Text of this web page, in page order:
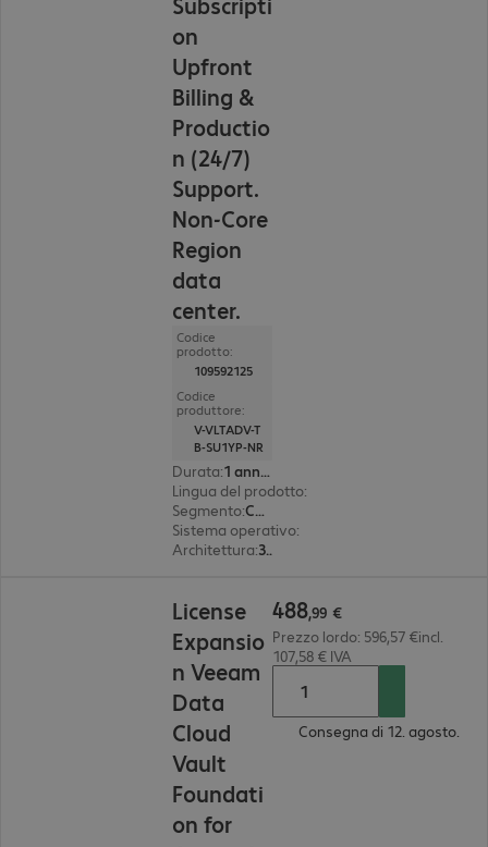
on
Upfront
Billing &
Productio
n (24/7)
Support.
Non-Core
Region
data
center.
Codice
prodotto:
109592125
Codice
produttore:
V-VLTADV-T
B-SU1YP-NR
Durata:
1 anno(i)
Lingua del prodotto:
Segmento:
Corporate
Sistema operativo:
Architettura: 32 bit
License
Expansio
n Veeam
Data
Cloud
Vault
Foundati
on for
488,99 €
Prezzo lordo: 596,57 €incl.
107,58 € IVA
Consegna di 12. agosto.